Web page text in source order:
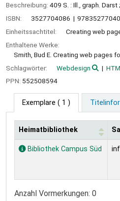
Beschreibung: 409 S. : Ill., graph.
ISBN:
3527704086
Einheitssachtitel:
Creating web
Enthaltene Werke:
Smith, Bud E. Creating web pages
Schlagwörter:
Webdesign
PPN: 552508594
Exemplare ( 1 )
Exemplare
Heimatbibliothek
Bibliothek Campus Süd
Anzahl Vormerkungen: 0